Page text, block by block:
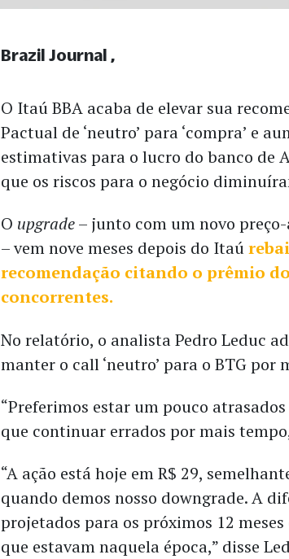
O Itaú BBA acaba de elevar sua
Pactual de ‘neutro’ para ‘compra’ e
estimativas para o lucro do banco de
que os riscos para o negócio
O upgrade– junto com um novo
– vem nove meses depois do Itaú
recomendação citando o prêmio
concorrentes.
No relatório, o analista Pedro Leduc
manter o call ‘neutro’ para o BTG por
“Preferimos estar um pouco
que continuar errados por mais
“A ação está hoje em R$ 29,
quando demos nosso downgrade. A
projetados para os próximos 12
que estavam naquela época,” disse
Brazil Journal